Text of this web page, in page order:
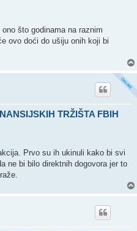
što godinama na raznim
ovo doći do ušiju onih koji bi
TRŽIŠTA FBIH
Prvo su ih ukinuli kako bi svi
ne bi bilo direktnih dogovora jer to